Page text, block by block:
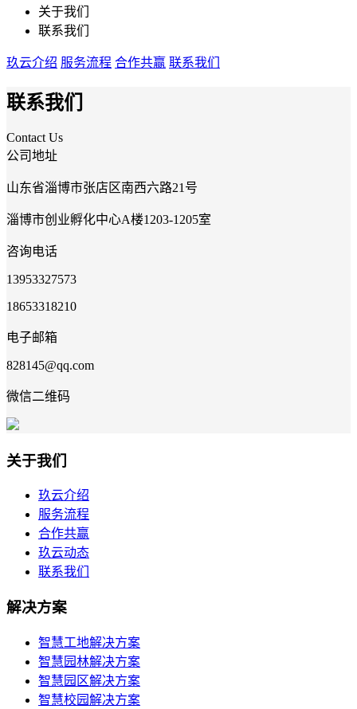
关于我们
联系我们
玖云介绍 服务流程 合作共赢 联系我们
联系我们
Contact Us
公司地址
山东省淄博市张店区南西六路21号
淄博市创业孵化中心A楼1203-1205室
咨询电话
13953327573
18653318210
电子邮箱
828145@qq.com
微信二维码
关于我们
玖云介绍
服务流程
合作共赢
玖云动态
联系我们
解决方案
智慧工地解决方案
智慧园林解决方案
智慧园区解决方案
智慧校园解决方案